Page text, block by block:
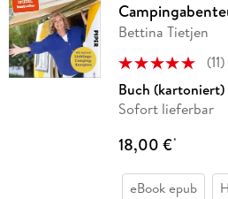
Bettina Tietjen
(11)
Buch (kartoniert)
Sofort lieferbar
18,00 €*
eBook epub